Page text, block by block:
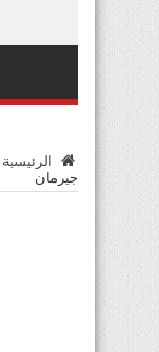
الرئيسية
جيرمان